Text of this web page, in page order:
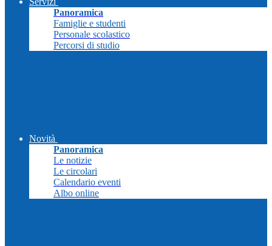
Panoramica
Famiglie e studenti
Personale scolastico
Percorsi di studio
Novità
Panoramica
Le notizie
Le circolari
Calendario eventi
Albo online